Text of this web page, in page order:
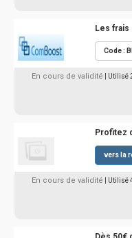
Les
Code :
En cours de validité | Utilisé
Profitez
vers la
En cours de validité | Utilisé